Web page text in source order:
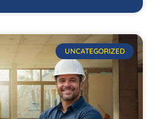
UNCATEGORIZED